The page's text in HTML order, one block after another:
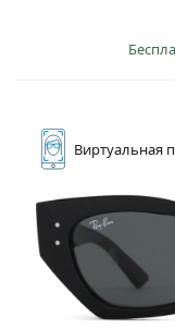
Виртуальная